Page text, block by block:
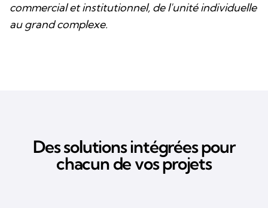
commercial et institutionnel, de l'unité individuelle
au grand complexe.
Des solutions intégrées pour
chacun de vos projets